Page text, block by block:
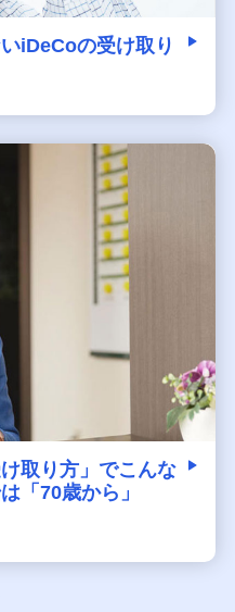
iDeCoの受け取り
取り方」でこんな
「70歳から」